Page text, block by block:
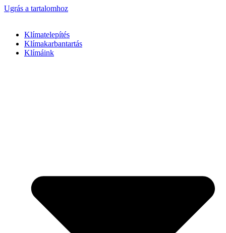
Ugrás a tartalomhoz
Klímatelepítés
Klímakarbantartás
Klímáink